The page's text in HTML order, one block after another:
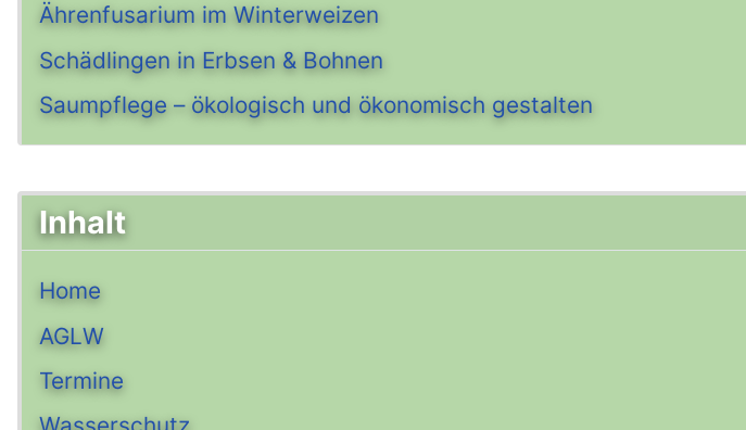
Inhalt
Home
AGLW
Termine
Ährenfusarium im Winterweizen
Schädlingen in Erbsen & Bohnen
Saumpflege – ökologisch und ökonomisch gestalten